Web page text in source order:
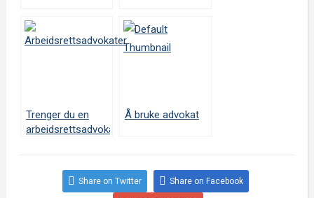
Trenger du en
arbeidsrettsadvokat?
Å bruke advokat
Share on Twitter Share on Facebook